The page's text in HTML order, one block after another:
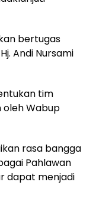
bertugas
Andi Nursami
tim
Wabup
rasa bangga
Pahlawan
dapat menjadi